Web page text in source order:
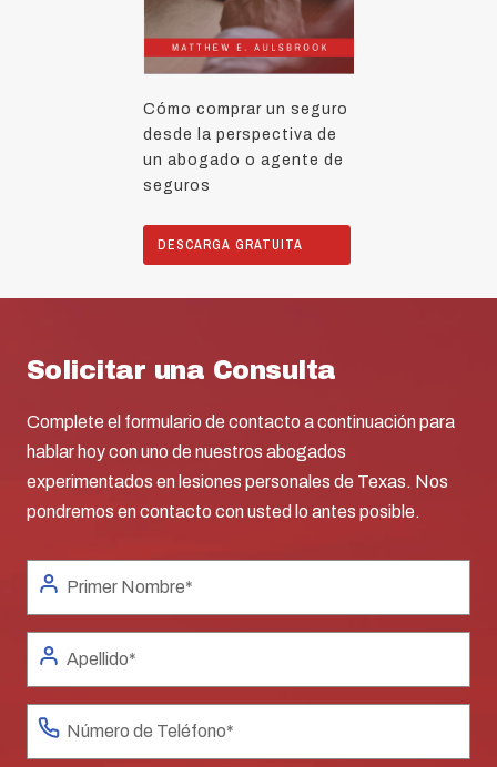
Cómo comprar un seguro
desde la perspectiva de
un abogado o agente de
seguros
DESCARGA GRATUITA
Solicitar una Consulta
Complete el formulario de contacto a continuación para
hablar hoy con uno de nuestros abogados
experimentados en lesiones personales de Texas. Nos
pondremos en contacto con usted lo antes posible.